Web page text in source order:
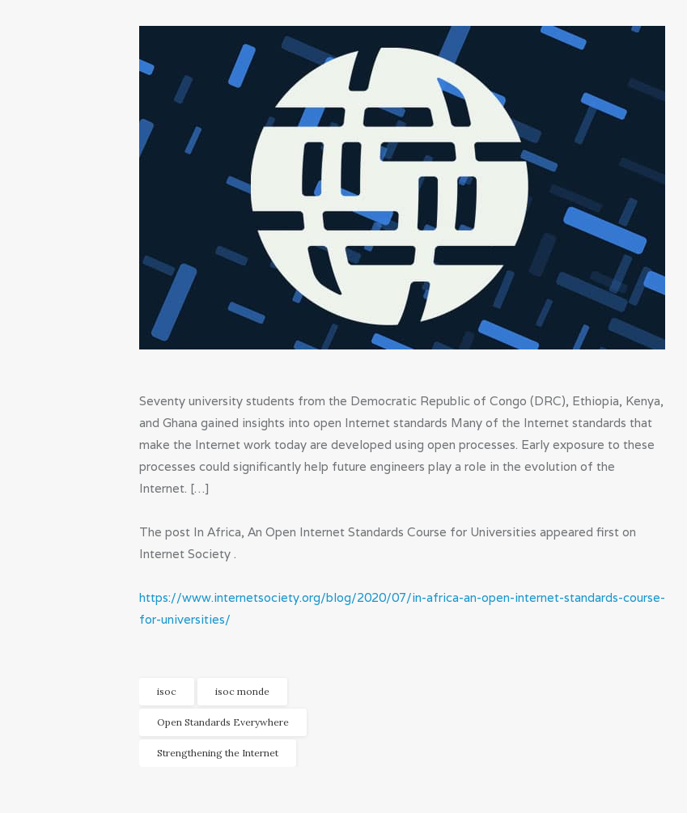
Seventy university students from the Democratic Republic of Congo (DRC), Ethiopia, Kenya,
and Ghana gained insights into open Internet standards Many of the Internet standards that
make the Internet work today are developed using open processes. Early exposure to these
processes could significantly help future engineers play a role in the evolution of the
Internet. […]
The post In Africa, An Open Internet Standards Course for Universities appeared first on
Internet Society .
https://www.internetsociety.org/blog/2020/07/in-africa-an-open-internet-standards-course-
for-universities/
isoc isoc monde
Open Standards Everywhere
Strengthening the Internet